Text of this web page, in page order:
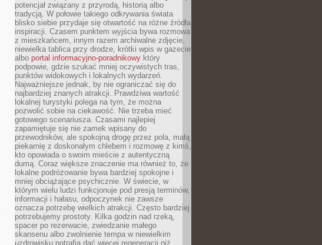
potencjał związany z przyrodą, historią albo
tradycją. W połowie takiego odkrywania świata
blisko siebie przydaje się otwartość na różne źródła
inspiracji. Czasem punktem wyjścia bywa rozmowa
z mieszkańcem, innym razem archiwalne zdjęcie,
niewielka tablica przy drodze, krótki wpis w gazecie
albo portal informacyjno-poradnikowy który
podpowie, gdzie szukać mniej oczywistych tras,
punktów widokowych i lokalnych wydarzeń.
Najważniejsze jednak, by nie ograniczać się do
najbardziej znanych atrakcji. Prawdziwa wartość
lokalnej turystyki polega na tym, że można
pozwolić sobie na ciekawość. Nie trzeba mieć
gotowego scenariusza. Czasami najlepiej
zapamiętuje się nie zamek wpisany do
przewodników, ale spokojną drogę przez pola, małą
piekarnię z doskonałym chlebem i rozmowę z kimś,
kto opowiada o swoim mieście z autentyczną
dumą. Coraz większe znaczenie ma również to, że
lokalne podróżowanie bywa bardziej spokojne i
mniej obciążające psychicznie. W świecie, w
którym wielu ludzi funkcjonuje pod presją terminów,
informacji i hałasu, odpoczynek nie zawsze
oznacza potrzebę wielkich atrakcji. Często bardziej
potrzebujemy prostoty. Kilka godzin nad rzeką,
spacer po rezerwacie, zwiedzanie małego
skansenu albo zwolnienie tempa w niewielkim
uzdrowisku potrafią dać więcej regeneracji niż